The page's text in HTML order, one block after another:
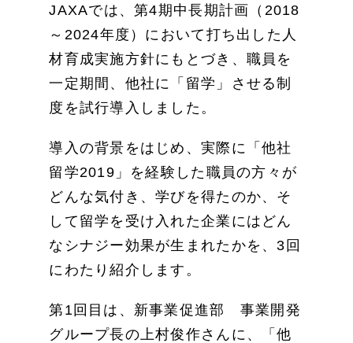
JAXAでは、第4期中長期計画（2018
～2024年度）において打ち出した人
材育成実施方針にもとづき、職員を
一定期間、他社に「留学」させる制
度を試行導入しました。
導入の背景をはじめ、実際に「他社
留学2019」を経験した職員の方々が
どんな気付き、学びを得たのか、そ
して留学を受け入れた企業にはどん
なシナジー効果が生まれたかを、3回
にわたり紹介します。
第1回目は、新事業促進部 事業開発
グループ長の上村俊作さんに、「他